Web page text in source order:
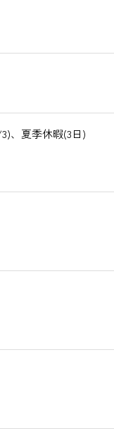
、夏季休暇(3日)